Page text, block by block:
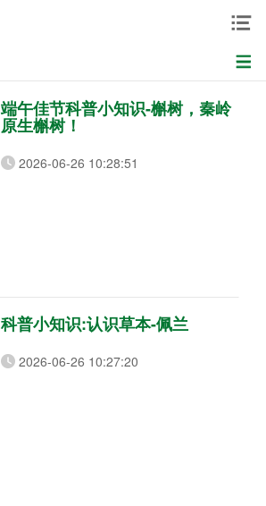
端午佳节科普小知识-槲树，秦岭
原生槲树！
2026-06-26 10:28:51
科普小知识:认识草本-佩兰
2026-06-26 10:27:20